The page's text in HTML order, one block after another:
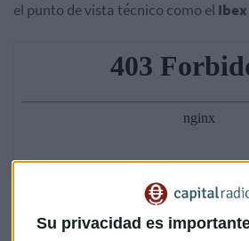
Su privacidad es
el punto de vista técnico como el